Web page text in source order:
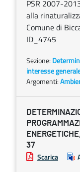
PSR 2007-
alla
Comune di
ID_4745
Sezione:
interesse
Argomenti:
37
Scarica